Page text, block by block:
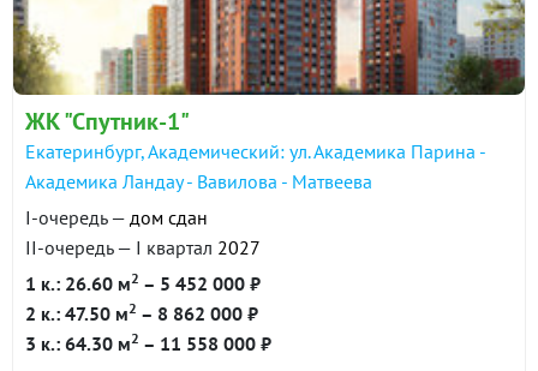
в продаже 96600 ₽/м²
Показать всю историю: 30 предложений →
ЖК "Спутник-1"
Екатеринбург, Академический: ул. Академика Парина -
Академика Ландау - Вавилова - Матвеева
I-очередь — дом сдан
II-очередь — I квартал 2027
1 к.: 26.60 м2 – 5 452 000 ₽
2 к.: 47.50 м2 – 8 862 000 ₽
3 к.: 64.30 м2 – 11 558 000 ₽